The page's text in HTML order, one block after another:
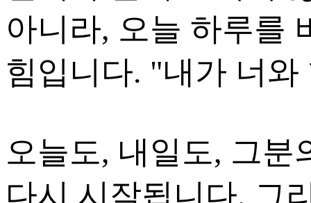
아니라, 오늘 하루를
힘입니다. "내가 너와
오늘도, 내일도, 그분
다시 시작됩니다. 그